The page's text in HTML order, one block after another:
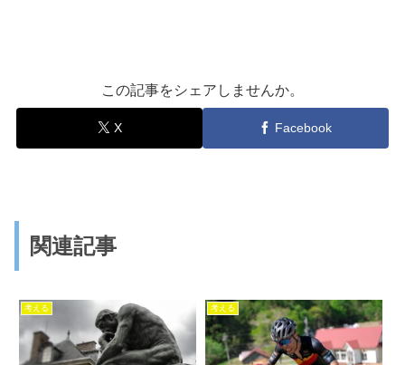
この記事をシェアしませんか。
X Facebook
関連記事
考える 考える